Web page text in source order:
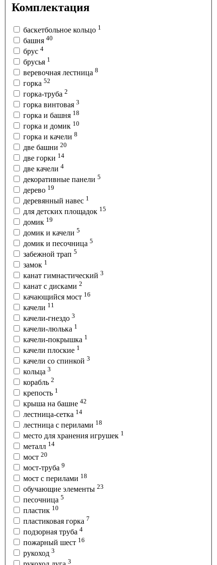
Комплектация
баскетбольное кольцо 1
башня 40
брус 4
брусья 1
веревочная лестница 8
горка 52
горка-труба 2
горка винтовая 3
горка и башня 18
горка и домик 10
горка и качели 8
две башни 20
две горки 14
две качели 4
декоративные панели 5
дерево 19
деревянный навес 1
для детских площадок 15
домик 19
домик и качели 5
домик и песочница 5
забежной трап 5
замок 1
канат гимнастический 3
канат с дисками 2
качающийся мост 16
качели 11
качели-гнездо 3
качели-люлька 1
качели-покрышка 1
качели плоские 1
качели со спинкой 3
кольца 3
корабль 2
крепость 1
крыша на башне 42
лестница-сетка 14
лестница с перилами 18
место для хранения игрушек 1
металл 14
мост 20
мост-труба 9
мост с перилами 18
обучающие элементы 23
песочница 5
пластик 10
пластиковая горка 7
подзорная труба 4
пожарный шест 16
рукоход 3
3